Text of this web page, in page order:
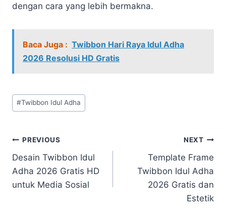
dengan cara yang lebih bermakna.
Baca Juga : Twibbon Hari Raya Idul Adha
2026 Resolusi HD Gratis
Post
Tags:
#Twibbon Idul Adha
Navigasi
pos
PREVIOUS
Desain Twibbon Idul
Adha 2026 Gratis HD
untuk Media Sosial
NEXT
Template Frame
Twibbon Idul Adha
2026 Gratis dan
Estetik